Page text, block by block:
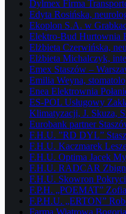
Dylmex Firma
Edyta Rosińska,
Ekoplon S.A. w
Elektro-Bud Hurtownia
Elżbieta Czerwińska,
Elżbieta Michalczyk,
Emex Staszów –
Emilia Weyna,
Enea Elektrownia
ES-POL Usługowy
Klimatyzacji, J. Skuza,
Eurobank partner
F.H.U. ”RD DYL”
F.H.U. Kaczmarek
F.H.U. Optima Jacek
F.H.U. RADCAR
F.H.U. Skowron
F.P.H. „POEMAT”
F.P.H.U. „ERTON”
Farma Wiatrowa